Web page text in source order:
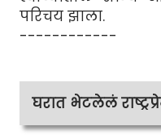
परिचय झाला.
------------
घरात भेटलेलं